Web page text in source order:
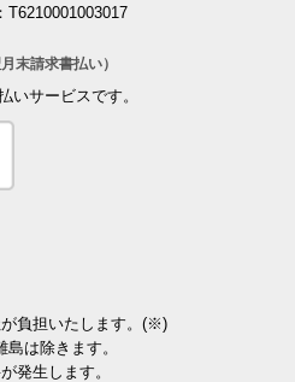
T6210001003017
末請求書払い）
いサービスです。
負担いたします。(※)
は除きます。
発生します。